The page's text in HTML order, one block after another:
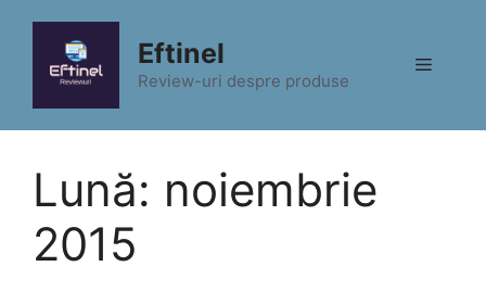
conținut
Eftinel
Review-uri despre produse
Meniu
Lună: noiembrie
2015